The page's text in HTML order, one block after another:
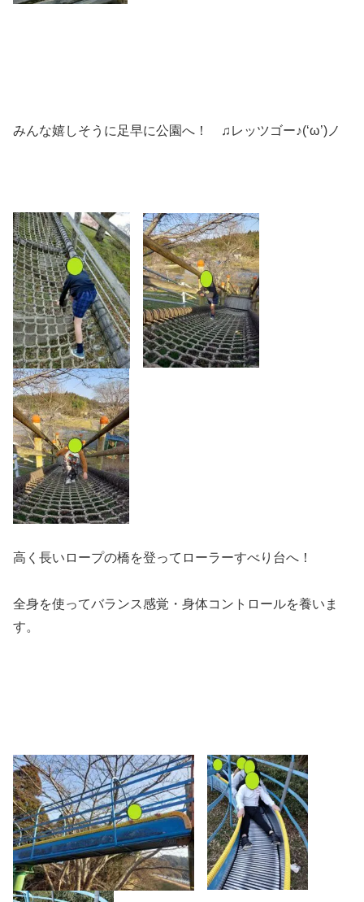
みんな嬉しそうに足早に公園へ！ ♫レッツゴー♪(‘ω’)ノ
高く長いロープの橋を登ってローラーすべり台へ！
全身を使ってバランス感覚・身体コントロールを養いま
す。